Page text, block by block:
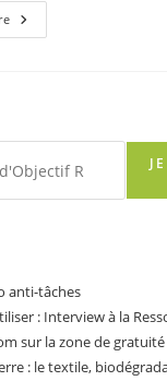
R
Comme
anti-tâches
: Interview à la
sur la zone de
: le textile,